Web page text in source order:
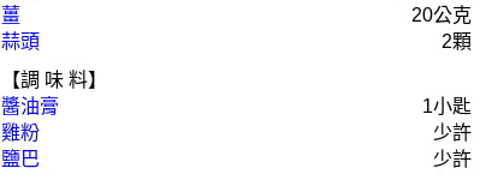
薑
20公克
蒜頭
2顆
【調 味 料】
醬油膏
1小匙
雞粉
少許
鹽巴
少許